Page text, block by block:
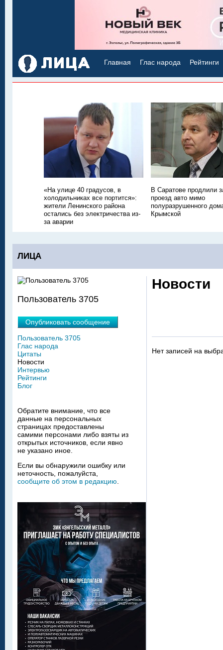
Главная Глас народа Рейтинги
«На улице 40 градусов, в
холодильниках все портится»:
жители Ленинского района
остались без электричества из-
за аварии
В Саратове продлили
проезд авто мимо
полуразрушенного
Крымской
ЛИЦА
Новости
Нет записей на
Пользователь 3705
Опубликовать сообщение
Пользователь 3705
Глас народа
Цитаты
Новости
Интервью
Рейтинги
Блог
Обратите внимание, что все
данные на персональных
страницах предоставлены
самими персонами либо взяты из
открытых источников, если явно
не указано иное.
Если вы обнаружили ошибку или
неточность, пожалуйста,
сообщите об этом в редакцию